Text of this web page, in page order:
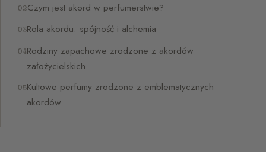
Czym jest akord w perfumerstwie?
Rola akordu: spójność i alchemia
Rodziny zapachowe zrodzone z akordów
założycielskich
Kultowe perfumy zrodzone z emblematycznych
akordów